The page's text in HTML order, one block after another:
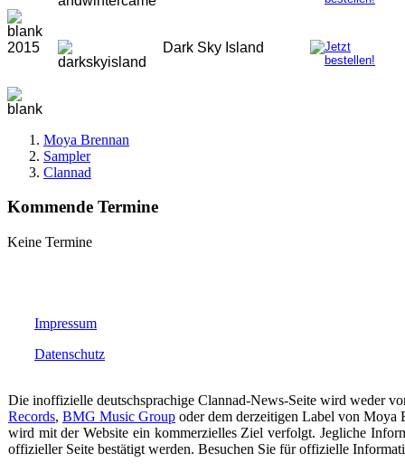
2015 Dark Sky Island
Moya Brennan
Sampler
Clannad
Kommende Termine
Keine Termine
Impressum
Datenschutz
Die inoffizielle deutschsprachige Clannad-News-Seite wird weder
Records, BMG Music Group oder dem derzeitigen Label von Moya
wird mit der Website ein kommerzielles Ziel verfolgt. Jegliche
offizieller Seite bestätigt werden. Besuchen Sie für offizielle